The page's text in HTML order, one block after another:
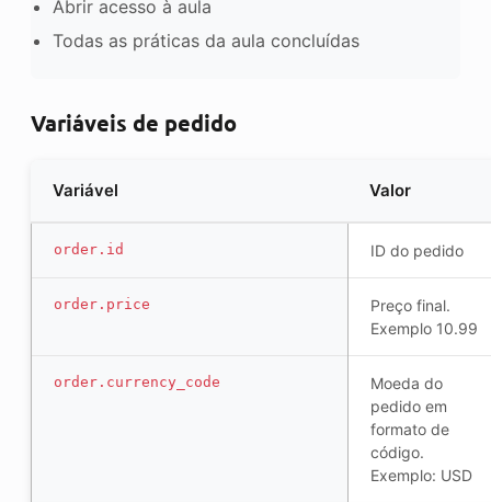
Abrir acesso à aula
Todas as práticas da aula concluídas
Variáveis de pedido
Variável Valor
order.id ID do pedido
order.price
Preço final.
Exemplo 10.99
order.currency_code
Moeda do
pedido em
formato de
código.
Exemplo: USD